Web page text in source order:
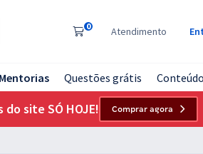
0 Atendimento
Mentorias Questões grátis
site SÓ HOJE! Comprar agora